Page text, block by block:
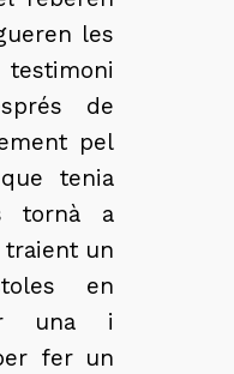
les
de
pel
tenia
tornà a
traient un
en
una i
fer un